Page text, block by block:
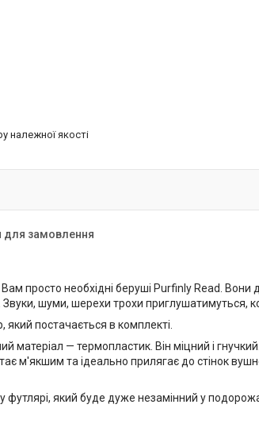
належної якості
для замовлення
просто необхідні беруші Purfinly Read. Вони
шуми, шерехи трохи приглушатимуться,
постачається в комплекті.
матеріал — термопластик. Він міцний і
м'якшим та ідеально прилягає до стінок
який буде дуже незамінний у